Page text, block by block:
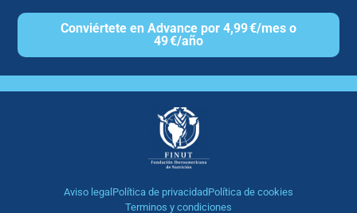
Conviértete en Advance por 4,99 €/mes o
49 €/año
Aviso legal Política de privacidadPolítica de cookies
Terminos y condiciones